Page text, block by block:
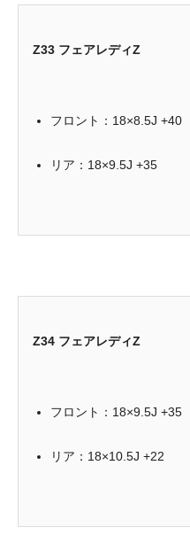
Z33 フェアレディZ
フロント：18×8.5J +40
リア：18×9.5J +35
Z34 フェアレディZ
フロント：18×9.5J +35
リア：18×10.5J +22